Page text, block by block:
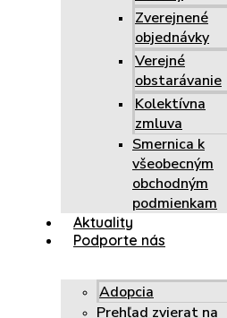
Zverejnené
objednávky
Verejné
obstarávanie
Kolektívna
zmluva
Smernica k
všeobecným
obchodným
podmienkam
Aktuality
Podporte nás
Adopcia
Prehľad zvierat na